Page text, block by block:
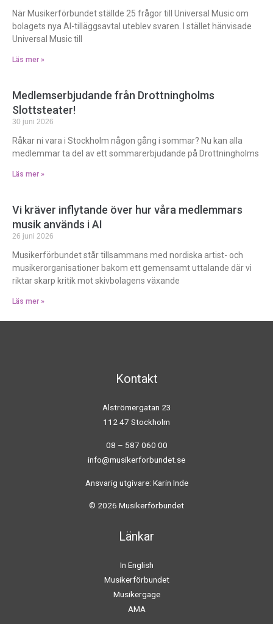
När Musikerförbundet ställde 25 frågor till Universal Music om
bolagets nya AI-tilläggsavtal uteblev svaren. I stället hänvisade
Universal Music till
Läs mer »
Medlemserbjudande från Drottningholms
Slottsteater!
30 juni 2026
Råkar ni vara i Stockholm någon gång i sommar? Nu kan alla
medlemmar ta del av ett sommarerbjudande på Drottningholms
Läs mer »
Vi kräver inflytande över hur våra medlemmars
musik används i AI
26 juni 2026
Musikerförbundet står tillsammans med nordiska artist- och
musikerorganisationer bakom ett gemensamt uttalande där vi
riktar skarp kritik mot skivbolagens växande
Läs mer »
Kontakt
Alströmergatan 23
112 47 Stockholm
08 – 587 060 00
info@musikerforbundet.se
Ansvarig utgivare: Karin Inde
© 2026 Musikerförbundet
Länkar
In English
Musikerförbundet
Musikergage
AMA